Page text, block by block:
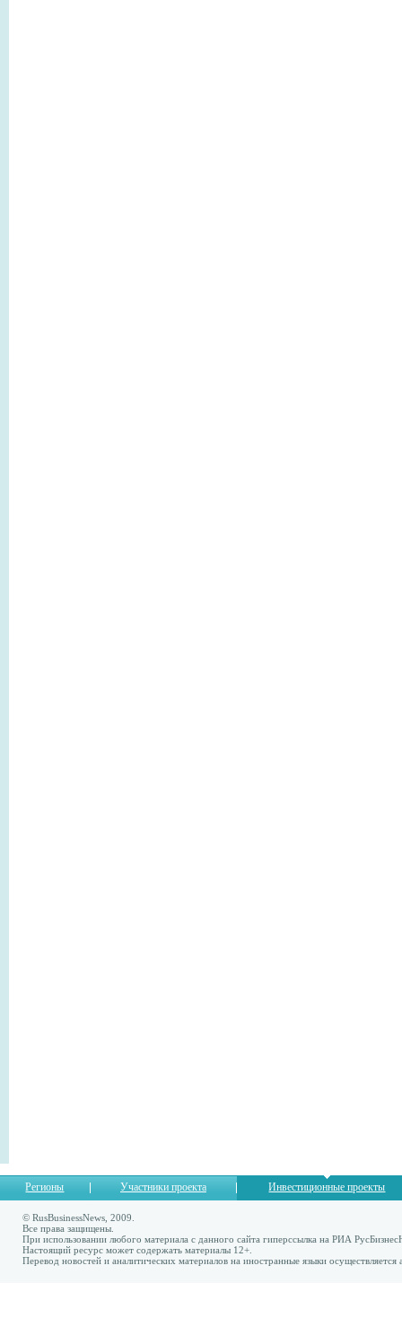
Регионы Участники проекта Инвестиционные проекты
© RusBusinessNews, 2009.
Все права защищены.
При использовании любого материала с данного сайта гиперссылка на РИА
Настоящий ресурс может содержать материалы 12+.
Перевод новостей и аналитических материалов на иностранные языки осуществляется